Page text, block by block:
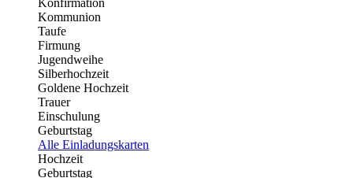
Konfirmation
Kommunion
Taufe
Firmung
Jugendweihe
Silberhochzeit
Goldene Hochzeit
Trauer
Einschulung
Geburtstag
Alle Einladungskarten
Hochzeit
Geburtstag